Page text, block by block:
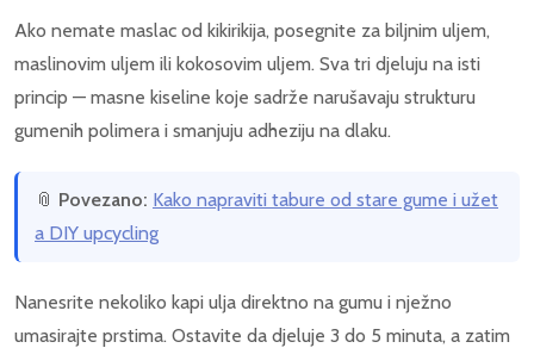
Ako nemate maslac od kikirikija, posegnite za biljnim uljem,
maslinovim uljem ili kokosovim uljem. Sva tri djeluju na isti
princip — masne kiseline koje sadrže narušavaju strukturu
gumenih polimera i smanjuju adheziju na dlaku.
📎 Povezano: Kako napraviti tabure od stare gume i užet
a DIY upcycling
Nanesrite nekoliko kapi ulja direktno na gumu i nježno
umasirajte prstima. Ostavite da djeluje 3 do 5 minuta, a zatim